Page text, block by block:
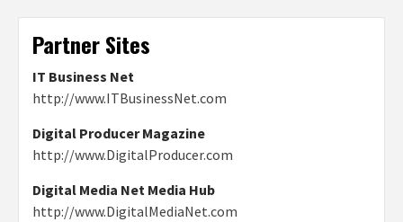
Partner Sites
IT Business Net
http://www.ITBusinessNet.com
Digital Producer Magazine
http://www.DigitalProducer.com
Digital Media Net Media Hub
http://www.DigitalMediaNet.com